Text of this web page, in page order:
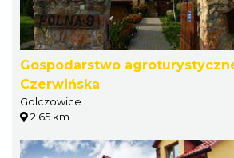
Gospodarstwo
Czerwińska
Golczowice
2.65 km